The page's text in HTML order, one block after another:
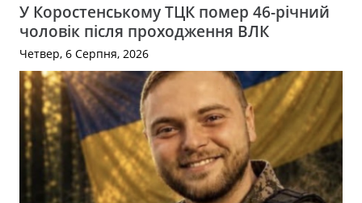
У Коростенському ТЦК помер 46-річний
чоловік після проходження ВЛК
Четвер, 6 Серпня, 2026